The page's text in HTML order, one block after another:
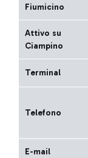
Fiumicino
Attivo su
Ciampino
Terminal
Telefono
E-mail